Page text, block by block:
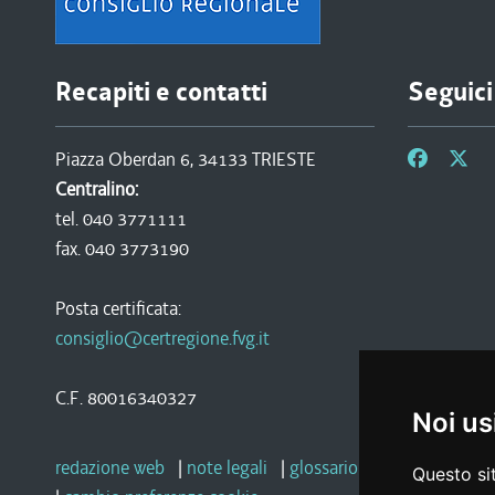
Noi
Questo
Recapiti e contatti
Piazza Oberdan 6, 34133 TRIESTE
Centralino:
tel. 040 3771111
fax. 040 3773190
Posta certificata:
consiglio@certregione.fvg.it
C.F. 80016340327
redazione web | note legali | glossario privacy |